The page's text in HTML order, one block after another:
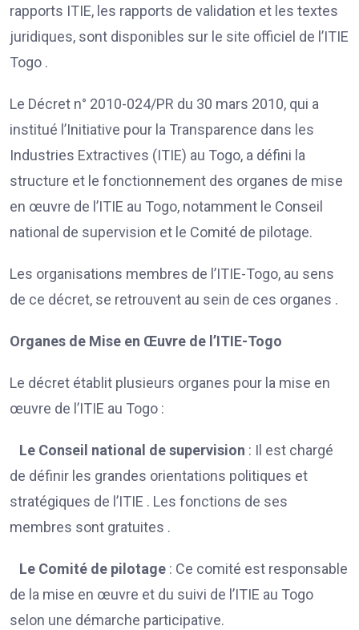
rapports ITIE, les rapports de validation et les textes
juridiques, sont disponibles sur le site officiel de l’ITIE
Togo .
Le Décret n° 2010-024/PR du 30 mars 2010, qui a
institué l’Initiative pour la Transparence dans les
Industries Extractives (ITIE) au Togo, a défini la
structure et le fonctionnement des organes de mise
en œuvre de l’ITIE au Togo, notamment le Conseil
national de supervision et le Comité de pilotage.
Les organisations membres de l’ITIE-Togo, au sens
de ce décret, se retrouvent au sein de ces organes .
Organes de Mise en Œuvre de l’ITIE-Togo
Le décret établit plusieurs organes pour la mise en
œuvre de l’ITIE au Togo :
Le Conseil national de supervision : Il est chargé
de définir les grandes orientations politiques et
stratégiques de l’ITIE . Les fonctions de ses
membres sont gratuites .
Le Comité de pilotage : Ce comité est responsable
de la mise en œuvre et du suivi de l’ITIE au Togo
selon une démarche participative.